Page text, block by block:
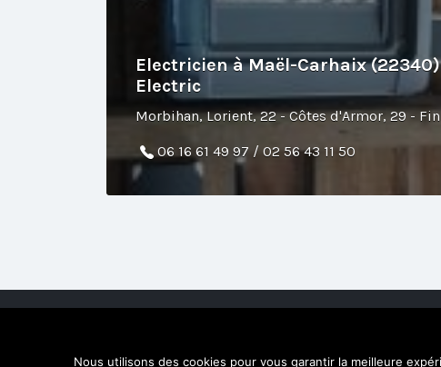
Electricien à Maël-Carhaix
Electric
Morbihan, Lorient, 22 - Côtes d'Armor, 29 -
06 16 61 49 97 / 02 56 43 11 50
Nous utilisons des cookies pour vous garantir la meilleure